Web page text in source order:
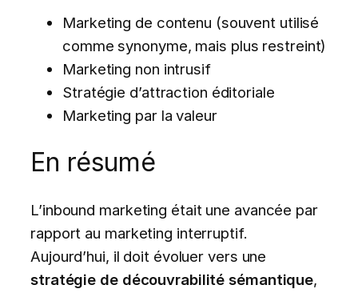
Marketing de contenu (souvent utilisé
comme synonyme, mais plus restreint)
Marketing non intrusif
Stratégie d’attraction éditoriale
Marketing par la valeur
En résumé
L’inbound marketing était une avancée par
rapport au marketing interruptif.
Aujourd’hui, il doit évoluer vers une
stratégie de découvrabilité sémantique,